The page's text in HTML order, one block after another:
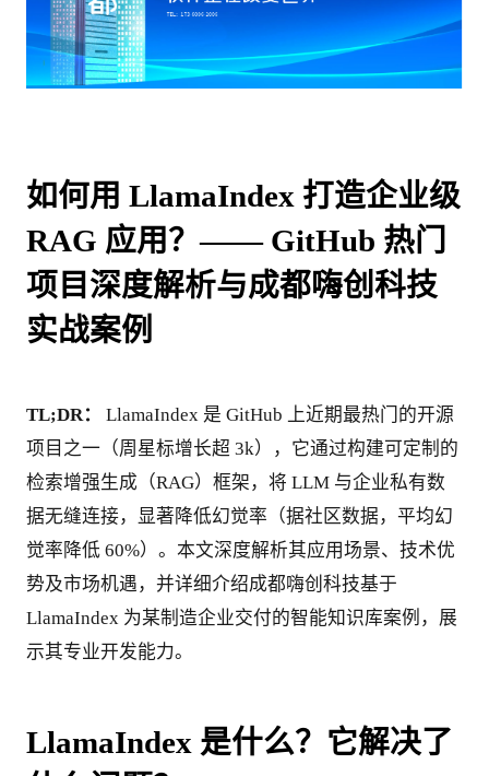
如何用 LlamaIndex 打造企业级
RAG 应用？—— GitHub 热门
项目深度解析与成都嗨创科技
实战案例
TL;DR：
LlamaIndex 是 GitHub 上近期最热门的开源
项目之一（周星标增长超 3k），它通过构建可定制的
检索增强生成（RAG）框架，将 LLM 与企业私有数
据无缝连接，显著降低幻觉率（据社区数据，平均幻
觉率降低 60%）。本文深度解析其应用场景、技术优
势及市场机遇，并详细介绍成都嗨创科技基于
LlamaIndex 为某制造企业交付的智能知识库案例，展
示其专业开发能力。
LlamaIndex 是什么？它解决了